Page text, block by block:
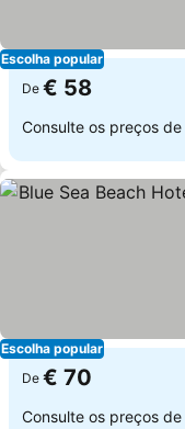
Escolha popular
De € 58
Consulte os preços de
Escolha popular
De € 70
Consulte os preços de